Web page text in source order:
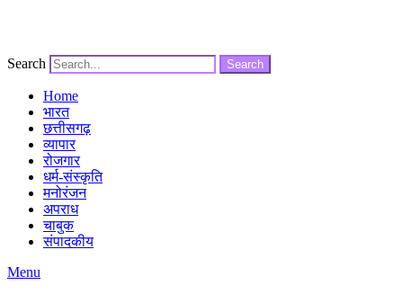
Search Search
Home
भारत
छत्तीसगढ़
व्यापार
रोजगार
धर्म-संस्कृति
मनोरंजन
अपराध
चाबुक
संपादकीय
Menu